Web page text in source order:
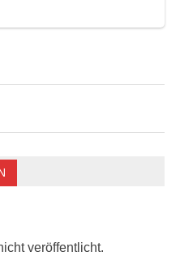
veröffentlicht.